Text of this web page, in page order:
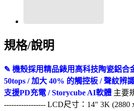
規格/說明
✎ 機殼採用精品錶用高科技陶瓷鋁合
50tops / 加大 40% 的觸控板 / 聲紋辨
支援PD充電 / Storycube AI軟體 主要
----------------- LCD尺寸：14" 3K (2880